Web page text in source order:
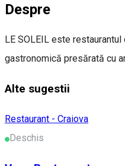
Despre
LE SOLEIL este
gastronomică presărată cu
Alte sugestii
Restaurant - Craiova
Deschis